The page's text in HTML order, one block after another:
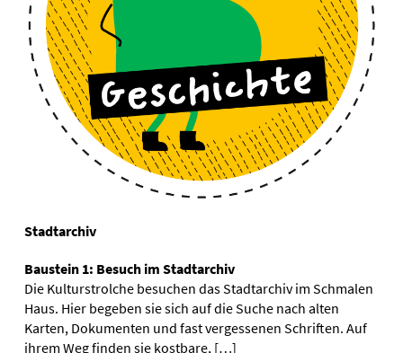
Stadtarchiv
Baustein 1: Besuch im Stadtarchiv
Die Kulturstrolche besuchen das Stadtarchiv im Schmalen
Haus. Hier begeben sie sich auf die Suche nach alten
Karten, Dokumenten und fast vergessenen Schriften. Auf
ihrem Weg finden sie kostbare, […]